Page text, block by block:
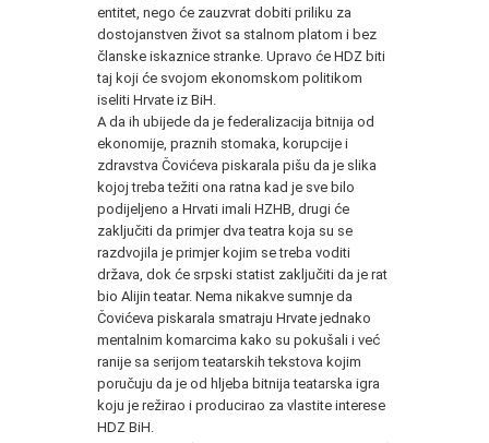
entitet, nego će zauzvrat dobiti priliku za
dostojanstven život sa stalnom platom i bez
članske iskaznice stranke. Upravo će HDZ biti
taj koji će svojom ekonomskom politikom
iseliti Hrvate iz BiH.
A da ih ubijede da je federalizacija bitnija od
ekonomije, praznih stomaka, korupcije i
zdravstva Čovićeva piskarala pišu da je slika
kojoj treba težiti ona ratna kad je sve bilo
podijeljeno a Hrvati imali HZHB, drugi će
zaključiti da primjer dva teatra koja su se
razdvojila je primjer kojim se treba voditi
država, dok će srpski statist zaključiti da je rat
bio Alijin teatar. Nema nikakve sumnje da
Čovićeva piskarala smatraju Hrvate jednako
mentalnim komarcima kako su pokušali i već
ranije sa serijom teatarskih tekstova kojim
poručuju da je od hljeba bitnija teatarska igra
koju je režirao i producirao za vlastite interese
HDZ BiH.